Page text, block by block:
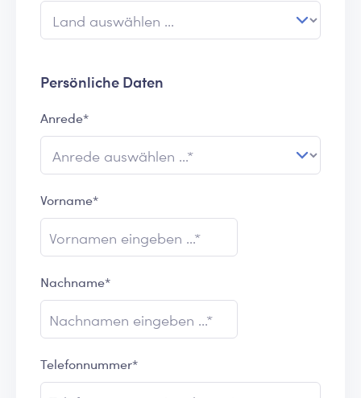
Persönliche Daten
Anrede*
Vorname*
Nachname*
Telefonnummer*